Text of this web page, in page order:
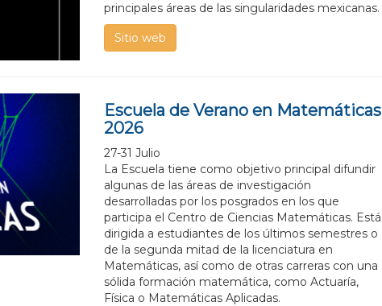
principales áreas de las singularidades mexicanas.
Sitio web
Escuela de Verano en Matemáticas
2026
27-31 Julio
La Escuela tiene como objetivo principal difundir
algunas de las áreas de investigación
desarrolladas por los posgrados en los que
participa el Centro de Ciencias Matemáticas. Está
dirigida a estudiantes de los últimos semestres o
de la segunda mitad de la licenciatura en
Matemáticas, así como de otras carreras con una
sólida formación matemática, como Actuaría,
Física o Matemáticas Aplicadas.